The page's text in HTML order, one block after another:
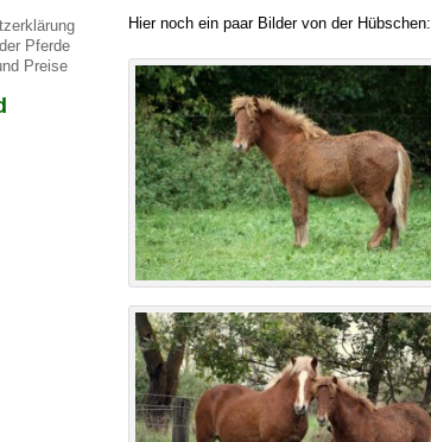
Pferde
Preise
Hier noch ein paar Bilder von der Hübschen: